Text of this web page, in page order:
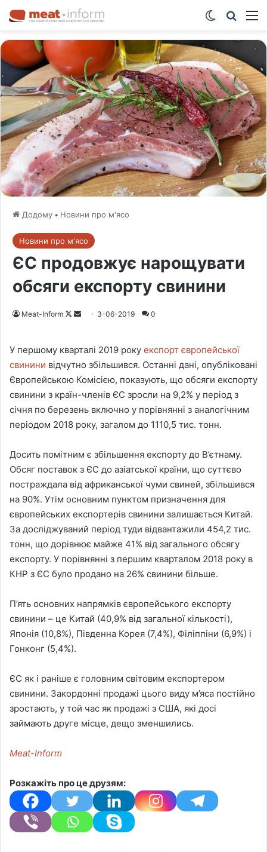
Switch skin
Додому • Новини про м'ясо
Новини про м'ясо
ЄС продовжує нарощувати
обсяги експорту свинини
Meat-Inform
F
l
w
o
n
X
a
n
m
a
l
3-06-2019 0
У першому кварталі 2019 року експорт європейської
свинини відчутно збільшився. Останні дані, опубліковані
Європейською Комісією, показують, що обсяги експорту
свинини з країн-членів ЄС зросли на 9,2% у період з
січня по березень включно у порівнянні з аналогічним
періодом 2018 року, загалом до 1110,5 тис. тонн.
Досить помітним є збільшення експорту до В’єтнаму.
Обсяг поставок з ЄС до азіатської країни, що суттєво
постраждала від африканської чуми свиней, збільшився
на 90%. Утім основним пунктом призначення для
європейських експортерів свинини залишається Китай.
За досліджуваний період туди відвантажили 454,2 тис.
тонн, що дорівнює майже 41% від загального обсягу
експорту. У порівнянні з першим кварталом 2018 року в
КНР з ЄС було продано на 26% свинини більше.
П’ять основних напрямків європейського експорту
свинини – це Китай (40,9% від загальної кількості),
Японія (10,8%), Південна Корея (7,4%), Філіппіни (6,9%) і
Гонконг (5,4%).
ЄС як і раніше є головним світовим експортером
свинини. Закордонні продажі цього виду м’яса постійно
зростають, у той час як продажі з США, які досі
займають друге місце, дещо зменшились.
Meat-Inform
Розкажіть про це друзям: